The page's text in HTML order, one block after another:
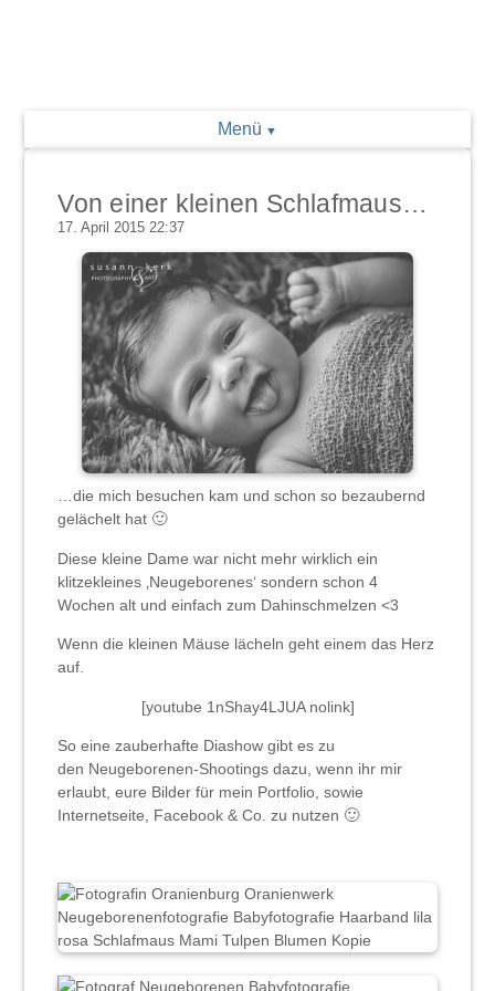
Menü
Von einer kleinen Schlafmaus…
17. April 2015 22:37
…die mich besuchen kam und schon so bezaubernd
gelächelt hat 🙂
Diese kleine Dame war nicht mehr wirklich ein
klitzekleines ‚Neugeborenes‘ sondern schon 4
Wochen alt und einfach zum Dahinschmelzen <3
Wenn die kleinen Mäuse lächeln geht einem das Herz
auf.
[youtube 1nShay4LJUA nolink]
So eine zauberhafte Diashow gibt es zu
den Neugeborenen-Shootings dazu, wenn ihr mir
erlaubt, eure Bilder für mein Portfolio, sowie
Internetseite, Facebook & Co. zu nutzen 🙂